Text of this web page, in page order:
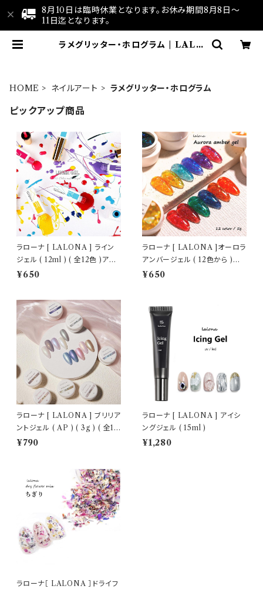
8月10日は臨時休業となります。お休み期間8月8日～
11日迄となります。
ラメグリッター・ホログラム | LALO
HOME ネイルアート ラメグリッター・ホログラム
ピックアップ商品
ラローナ [ LALONA ] ライン
ジェル ( 12ml ) ( 全12色 )アー
トジェル/細ブラシ
¥650
ラローナ [ LALONA ]オーロラ
アンバージェル ( 12色から )ジ
ェルネイル/セルフネイル/ネイル
¥650
ラローナ [ LALONA ] ブリリア
ントジェル ( AP ) ( 3g ) ( 全10
色 )
¥790
ラローナ [ LALONA ] アイシ
ングジェル ( 15ml )
¥1,280
ラローナ［ LALONA ］ドライフ